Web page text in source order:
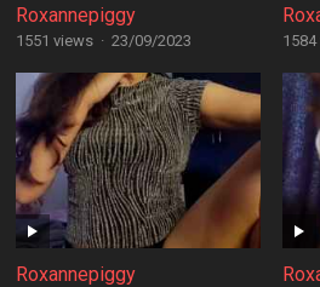
Roxannepiggy
1551 views · 23/09/2023
Roxannepiggy